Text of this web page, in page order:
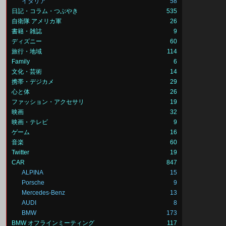
日記・コラム・つぶやき
535
自衛隊 アメリカ軍
26
書籍・雑誌
9
ディズニー
60
旅行・地域
114
Family
6
文化・芸術
14
携帯・デジカメ
29
心と体
26
ファッション・アクセサリ
19
映画
32
映画・テレビ
9
ゲーム
16
音楽
60
Twitter
19
CAR
847
ALPINA
15
Porsche
9
Mercedes-Benz
13
AUDI
8
BMW
173
BMW オフラインミーティング
117